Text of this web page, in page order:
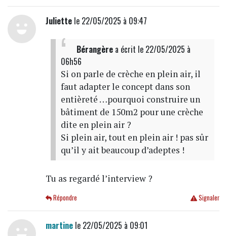
Juliettele 22/05/2025 à 09:47
Bérangèrea écrit le 22/05/2025 à
06h56
Si on parle de crèche en plein air, il
faut adapter le concept dans son
entièreté …pourquoi construire un
bâtiment de 150m2 pour une crèche
dite en plein air ?
Si plein air, tout en plein air ! pas sûr
qu’il y ait beaucoup d’adeptes !
Tu as regardé l’interview ?
Signaler
Répondre
martinele 22/05/2025 à 09:01